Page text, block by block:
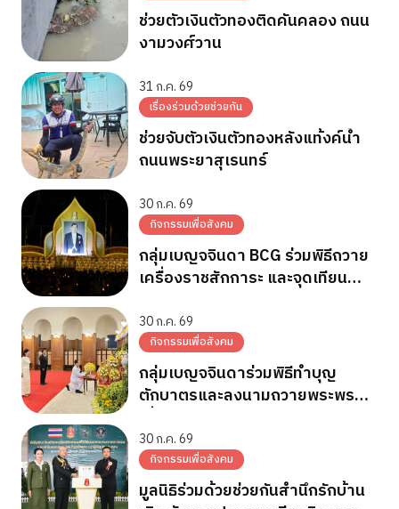
ช่วยตัวเงินตัวทองติดคันคลอง ถนน
งามวงศ์วาน
31 ก.ค. 69
เรื่องร่วมด้วยช่วยกัน
ช่วยจับตัวเงินตัวทองหลังแท้งค์น้ำ
ถนนพระยาสุเรนทร์
30 ก.ค. 69
กิจกรรมเพื่อสังคม
กลุ่มเบญจจินดา BCG ร่วมพิธีถวาย
เครื่องราชสักการะ และจุดเทียน
พระชนมพรรษา 28 ก.ค.2569
30 ก.ค. 69
กิจกรรมเพื่อสังคม
กลุ่มเบญจจินดาร่วมพิธีทำบุญ
ตักบาตรและลงนามถวายพระพร
พระบาทสมเด็จพระเจ้าอยู่หัว
30 ก.ค. 69
กิจกรรมเพื่อสังคม
มูลนิธิร่วมด้วยช่วยกันสำนึกรักบ้าน